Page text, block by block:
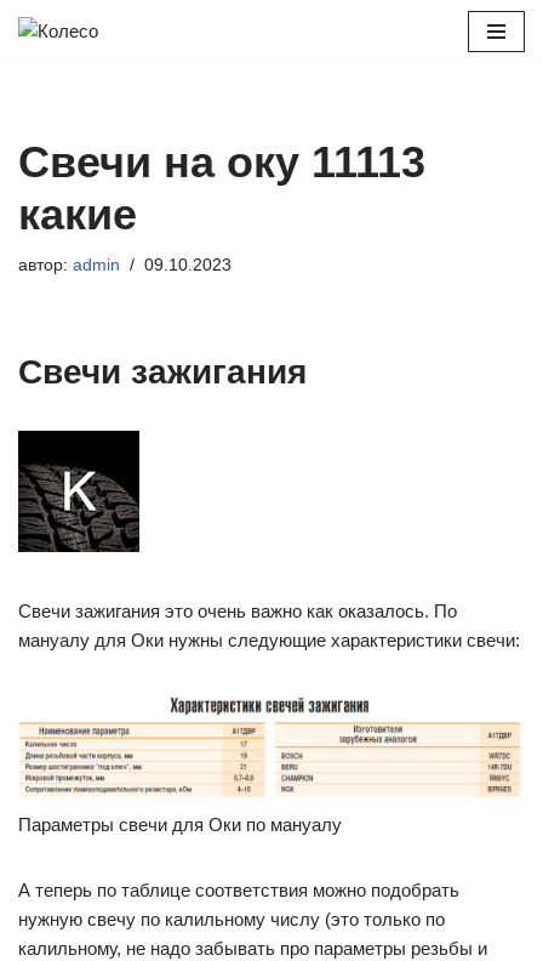
Свечи на оку 11113
какие
автор: admin 09.10.2023
Свечи зажигания
Свечи зажигания это очень важно как оказалось. По
мануалу для Оки нужны следующие характеристики свечи:
Параметры свечи для Оки по мануалу
А теперь по таблице соответствия можно подобрать
нужную свечу по калильному числу (это только по
калильному, не надо забывать про параметры резьбы и